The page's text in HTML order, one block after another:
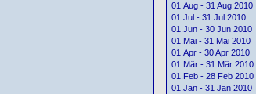
01.Aug - 31 Aug 2010
01.Jul - 31 Jul 2010
01.Jun - 30 Jun 2010
01.Mai - 31 Mai 2010
01.Apr - 30 Apr 2010
01.Mär - 31 Mär 2010
01.Feb - 28 Feb 2010
01.Jan - 31 Jan 2010